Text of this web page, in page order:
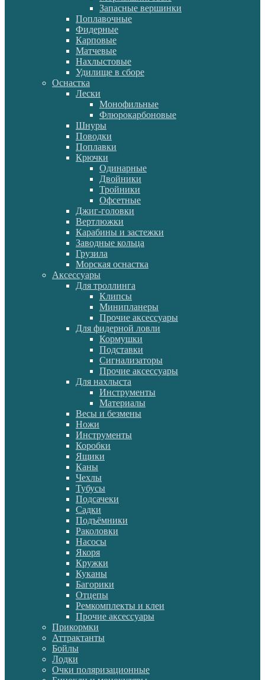
Запасные вершинки
Поплавочные
Фидерные
Карповые
Матчевые
Нахлыстовые
Удилище в сборе
Оснастка
Лески
Монофильные
Флюрокарбоновые
Шнуры
Поводки
Поплавки
Крючки
Одинарные
Двойники
Тройники
Офсетные
Джиг-головки
Вертлюжки
Карабины и застежки
Заводные кольца
Грузила
Морская оснастка
Аксессуары
Для троллинга
Клипсы
Минипланеры
Прочие аксессуары
Для фидерной ловли
Кормушки
Подставки
Сигнализаторы
Прочие аксессуары
Для нахлыста
Инструменты
Материалы
Весы и безмены
Ножи
Инструменты
Коробки
Ящики
Каны
Чехлы
Тубусы
Подсачеки
Садки
Подъёмники
Раколовки
Насосы
Якоря
Кружки
Куканы
Багорики
Отцепы
Ремкомплекты и клеи
Прочие аксессуары
Прикормки
Аттрактанты
Бойлы
Лодки
Очки поляризационные